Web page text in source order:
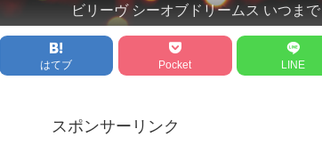
ビリーヴ シーオブドリームス いつまで
はてブ Pocket LINE
スポンサーリンク